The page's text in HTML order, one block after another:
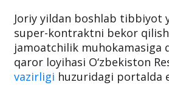
Joriy yildan boshlab tibbiyot
super-kontraktni bekor
jamoatchilik muhokamasiga
qaror loyihasi O‘zbekiston
vazirligi huzuridagi portalda